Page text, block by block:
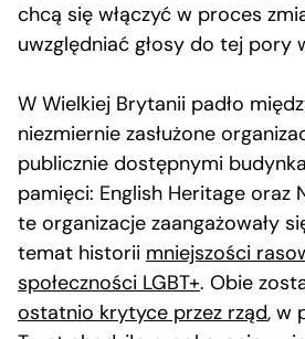
chcą się włączyć w proces
uwzględniać głosy do tej pory
W Wielkiej Brytanii padło
niezmiernie zasłużone
publicznie dostępnymi
pamięci: English Heritage oraz
te organizacje zaangażowały
temat historii mniejszości
społeczności LGBT+. Obie
ostatnio krytyce przez rząd, w